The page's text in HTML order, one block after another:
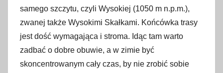
samego szczytu, czyli Wysokiej (1050 m n.p.m.),
zwanej także Wysokimi Skałkami. Końcówka trasy
jest dość wymagająca i stroma. Idąc tam warto
zadbać o dobre obuwie, a w zimie być
skoncentrowanym cały czas, by nie zrobić sobie